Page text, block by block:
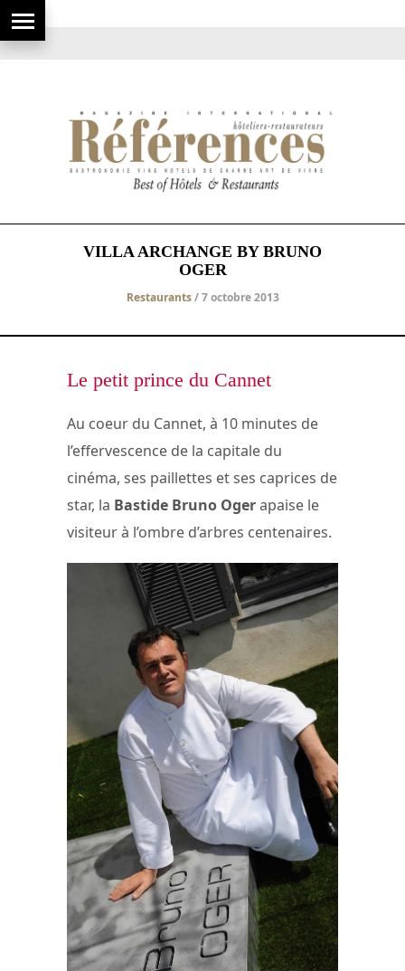
VILLA ARCHANGE BY BRUNO
OGER
Restaurants/ 7 octobre 2013
Le petit prince du Cannet
Au coeur du Cannet, à 10 minutes de
l’effervescence de la capitale du
cinéma, ses paillettes et ses caprices de
star, la Bastide Bruno Ogerapaise le
visiteur à l’ombre d’arbres centenaires.